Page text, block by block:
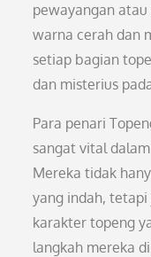
pewayangan
warna cerah dan
setiap bagian
dan misterius
Para penari
sangat vital
Mereka tidak
yang indah,
karakter topeng
langkah mereka